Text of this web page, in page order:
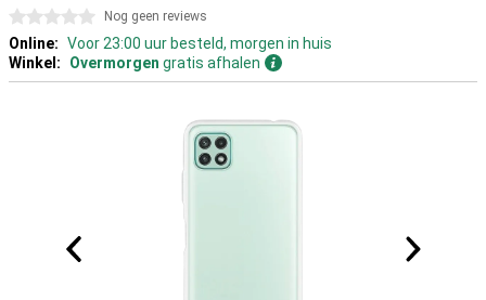
0 sterren Nog geen reviews
Online: Voor 23:00 uur besteld, morgen in huis
Winkel:
Overmorgen gratis afhalen